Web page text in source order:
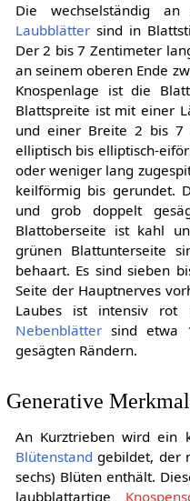
Die wechselständig
Laubblättersind in
Der 2 bis 7 Zentimeter
an seinem oberen Ende
Knospenlage ist die
Blattspreite ist mit einer
und einer Breite 2 bis 7
elliptisch bis elliptisch-
oder weniger lang
keilförmig bis gerundet.
und grob doppelt
Blattoberseite ist kahl
grünen Blattunterseite
behaart. Es sind sieben
Seite der Hauptnerves
Laubes ist intensiv rot
Nebenblättersind etwa
gesägten Rändern.
Generative
An Kurztrieben wird ein
Blütenstand gebildet, der
sechs) Blüten enthält.
laubblattartige